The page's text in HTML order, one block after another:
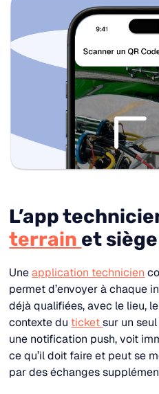
L’app
terrain et siège
Uneapplication technicien
permet d’envoyer à chaque
déjà qualifiées, avec le lieu,
contexte du ticketsur un
une notification push, voit
ce qu’il doit faire et peut se
par des échanges